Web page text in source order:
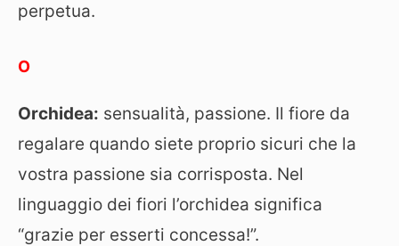
perpetua.
O
Orchidea: sensualità, passione. Il fiore da
regalare quando siete proprio sicuri che la
vostra passione sia corrisposta. Nel
linguaggio dei fiori l’orchidea significa
“grazie per esserti concessa!”.